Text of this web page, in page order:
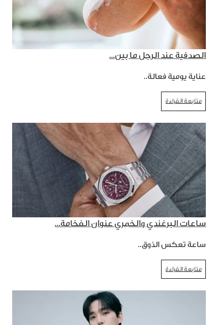
الصدفية عند الرجل ما بين...
عناية يومية فعالة..
متابعة القراءة
ساعات البرغندي والخمري عنوان الفخامة...
ساعة تعكس الذوق..
متابعة القراءة